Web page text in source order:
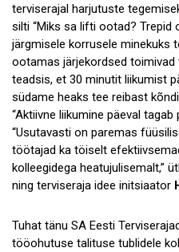
terviserajal harjutuste
silti “Miks sa lifti ootad? Trepid
järgmisele korrusele minekuks
ootamas järjekordsed toimivad
teadsis, et 30 minutit liikumist
südame heaks tee reibast
“Aktiivne liikumine päeval
“Usutavasti on paremas
töötajad ka töiselt
kolleegidega heatujulisemalt,”
ning terviseraja idee initsiaator
Tuhat tänu SA Eesti
tööohutuse talituse tublidele